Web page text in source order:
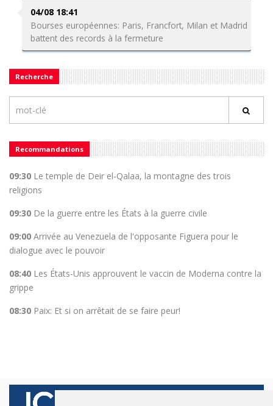
04/08 18:41
Bourses européennes: Paris, Francfort, Milan et Madrid
battent des records à la fermeture
Recherche
Recommandations
09:30 Le temple de Deir el-Qalaa, la montagne des trois
religions
09:30 De la guerre entre les États à la guerre civile
09:00 Arrivée au Venezuela de l'opposante Figuera pour le
dialogue avec le pouvoir
08:40 Les États-Unis approuvent le vaccin de Moderna contre la
grippe
08:30 Paix: Et si on arrêtait de se faire peur!